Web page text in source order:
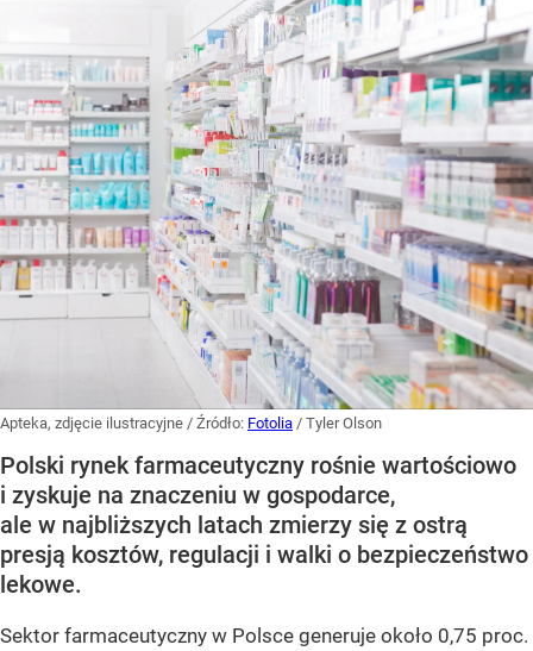
Apteka, zdjęcie ilustracyjne / Źródło: Fotolia / Tyler Olson
Polski rynek farmaceutyczny rośnie wartościowo
i zyskuje na znaczeniu w gospodarce,
ale w najbliższych latach zmierzy się z ostrą
presją kosztów, regulacji i walki o bezpieczeństwo
lekowe.
Sektor farmaceutyczny w Polsce generuje około 0,75 proc.